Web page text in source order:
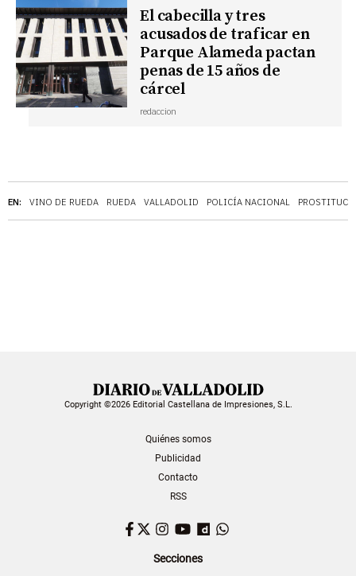
EN: VINO DE RUEDA RUEDA VALLADOLID POLICÍA NACIONAL
El cabecilla y tres
acusados de traficar en
Parque Alameda pactan
penas de 15 años de
cárcel
redaccion
Copyright ©2026 Editorial Castellana de Impresiones, S.L.
Quiénes somos
Publicidad
Contacto
RSS
Facebook
TwitterInstagram
YouTubeDailymotion
Secciones